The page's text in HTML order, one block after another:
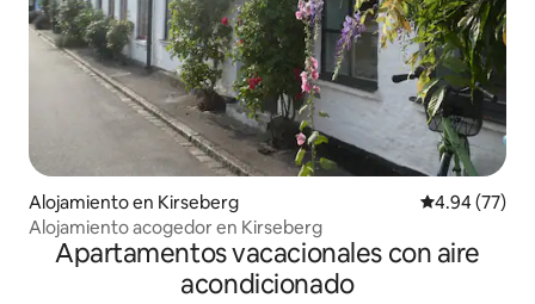
Alojamiento en Kirseberg Calificación
4.94 (77)
Alojamiento acogedor en Kirseberg
Apartamentos vacacionales con aire
acondicionado